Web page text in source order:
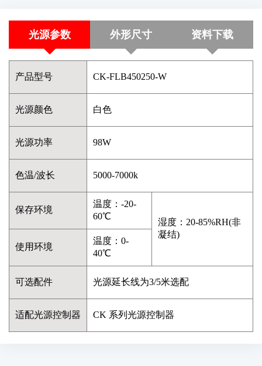
光源参数 外形尺寸 资料下载
产品型号 CK-FLB450250-W
光源颜色 白色
光源功率 98W
色温/波长 5000-7000k
保存环境
温度：-20-
60℃
湿度：20-85%RH(非
凝结)
使用环境
温度：0-
40℃
可选配件 光源延长线为3/5米选配
适配光源控制器 CK 系列光源控制器